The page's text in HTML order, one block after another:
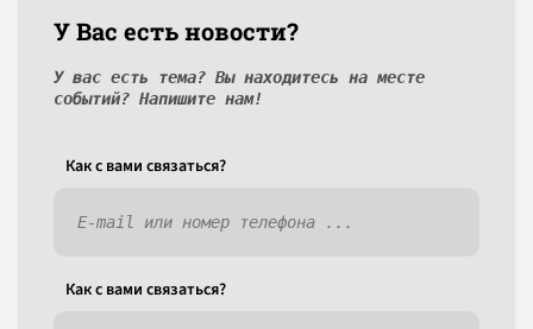
У Вас есть новости?
У вас есть тема? Вы находитесь на месте
событий? Напишите нам!
Как c вами связаться?
Как c вами связаться?